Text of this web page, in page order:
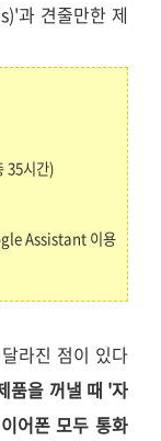
과 견줄만한 제
35시간)
Assistant 이용
라진 점이 있다
품을 꺼낼 때 '자
어폰 모두 통화